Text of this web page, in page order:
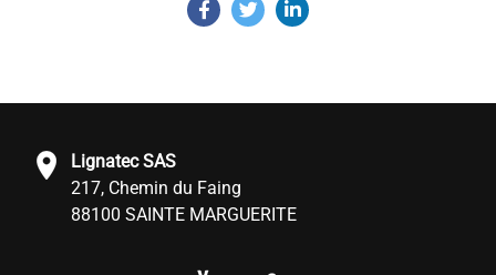
Lignatec SAS
217, Chemin du Faing
88100 SAINTE MARGUERITE